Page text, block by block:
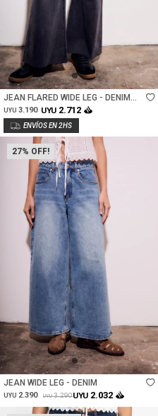
JEAN FLARED WIDE LEG - DENIM
GRIS
UYU 3.190 UYU 2.712
27
Talle
JEAN WIDE LEG - DENIM
UYU 2.390 UYU 3.290UYU 2.032